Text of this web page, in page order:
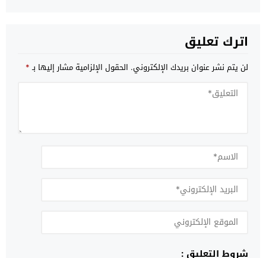
اترك تعليق
لن يتم نشر عنوان بريدك الإلكتروني. الحقول الإلزامية مشار إليها بـ*
شروط التعليق :